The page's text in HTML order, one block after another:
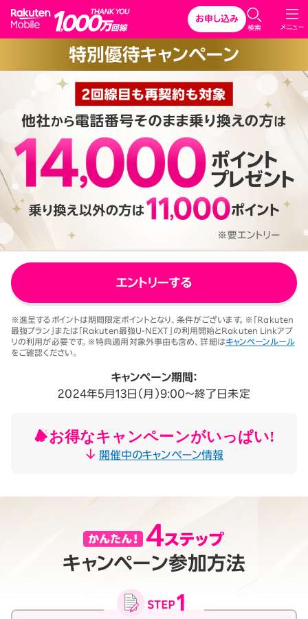
Rakuten Mobile
メニュー
検索
お申し込み
特別優待キャンペーン
エントリーする
※進呈するポイントは期間限定ポイントとなり、条件がございます。※「Rakuten
最強プラン」または「Rakuten最強U-NEXT」の利用開始とRakuten Linkアプ
リの利用が必要です。※特典適用対象外事由も含め、詳細はキャンペーンルール
をご確認ください。
キャンペーン期間：
2024年5月13日（月）9:00～終了日未定
お得なキャンペーンがいっぱい!
開催中のキャンペーン情報
キャンペーン参加方法
※1 同一名義で累計5回線以上ご契約の場合、2025年11月19日より1回
線につき3,500円（税込3,850円、開通翌々月に確定）。「累計」とは、楽
天モバイルがサービスを本格開始した2020年4月8日以降に契約され
たすべての回線（解約済みの回線も含む）の合計数を指します。
C
l
s
e